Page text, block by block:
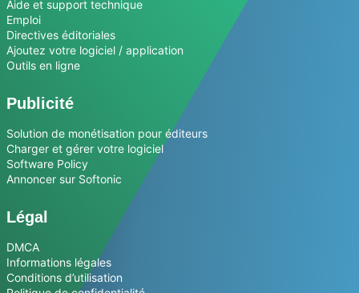
Aide et support technique
Emploi
Directives éditoriales
Ajoutez votre logiciel / application
Outils en ligne
Publicité
Solution de monétisation pour éditeurs
Charger et gérer votre logiciel
Software Policy
Annoncer sur Softonic
Légal
DMCA
Informations légales
Conditions d’utilisation